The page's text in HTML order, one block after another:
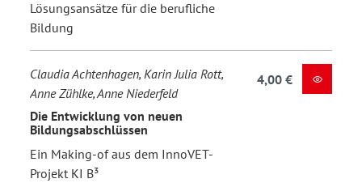
Lösungsansätze für die berufliche
Bildung
Claudia Achtenhagen, Karin Julia Rott,
Anne Zühlke, Anne Niederfeld
Die Entwicklung von neuen
Bildungsabschlüssen
Ein Making-of aus dem InnoVET-
Projekt KI B³
4,00 €